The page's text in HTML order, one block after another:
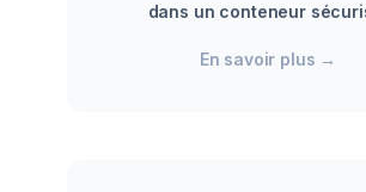
dans un conteneur
En savoir plus →